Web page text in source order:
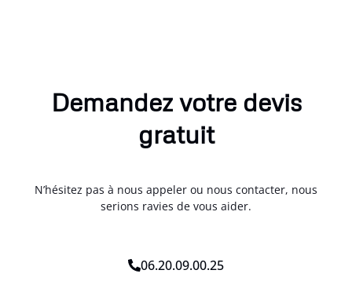
Demandez votre devis
gratuit
N’hésitez pas à nous appeler ou nous contacter, nous
serions ravies de vous aider.
06.20.09.00.25